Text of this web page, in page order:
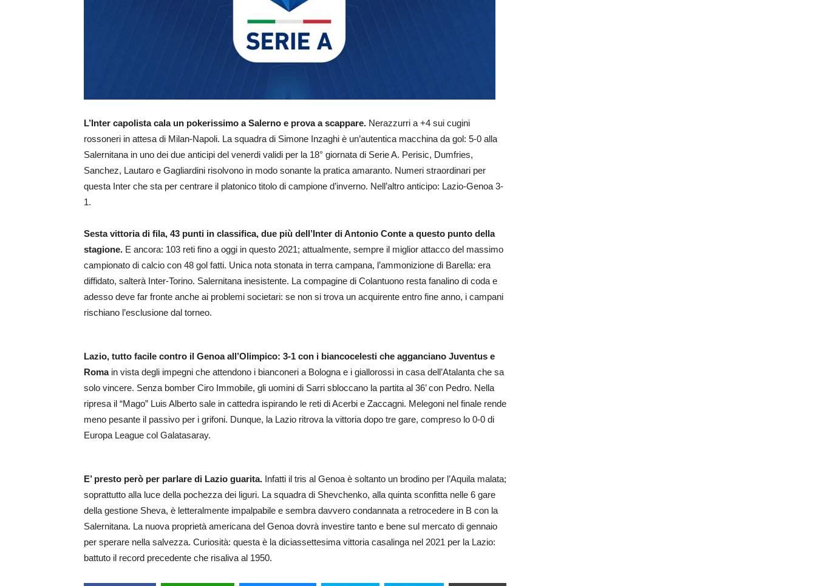
L’Inter capolista cala un pokerissimo a Salerno e prova a scappare. Nerazzurri a +4 sui cugini
rossoneri in attesa di Milan-Napoli. La squadra di Simone Inzaghi è un’autentica macchina da gol: 5-0 alla
Salernitana in uno dei due anticipi del venerdi validi per la 18° giornata di Serie A. Perisic, Dumfries,
Sanchez, Lautaro e Gagliardini risolvono in modo sonante la pratica amaranto. Numeri straordinari per
questa Inter che sta per centrare il platonico titolo di campione d’inverno. Nell’altro anticipo: Lazio-Genoa 3-
1.
Sesta vittoria di fila, 43 punti in classifica, due più dell’Inter di Antonio Conte a questo punto della
stagione. E ancora: 103 reti fino a oggi in questo 2021; attualmente, sempre il miglior attacco del massimo
campionato di calcio con 48 gol fatti. Unica nota stonata in terra campana, l’ammonizione di Barella: era
diffidato, salterà Inter-Torino. Salernitana inesistente. La compagine di Colantuono resta fanalino di coda e
adesso deve far fronte anche ai problemi societari: se non si trova un acquirente entro fine anno, i campani
rischiano l’esclusione dal torneo.
Lazio, tutto facile contro il Genoa all’Olimpico: 3-1 con i biancocelesti che agganciano Juventus e
Romain vista degli impegni che attendono i bianconeri a Bologna e i giallorossi in casa dell’Atalanta che sa
solo vincere. Senza bomber Ciro Immobile, gli uomini di Sarri sbloccano la partita al 36’ con Pedro. Nella
ripresa il “Mago” Luis Alberto sale in cattedra ispirando le reti di Acerbi e Zaccagni. Melegoni nel finale rende
meno pesante il passivo per i grifoni. Dunque, la Lazio ritrova la vittoria dopo tre gare, compreso lo 0-0 di
Europa League col Galatasaray.
E’ presto però per parlare di Lazio guarita. Infatti il tris al Genoa è soltanto un brodino per l’Aquila malata;
soprattutto alla luce della pochezza dei liguri. La squadra di Shevchenko, alla quinta sconfitta nelle 6 gare
della gestione Sheva, è letteralmente impalpabile e sembra davvero condannata a retrocedere in B con la
Salernitana. La nuova proprietà americana del Genoa dovrà investire tanto e bene sul mercato di gennaio
per sperare nella salvezza. Curiosità: questa è la diciassettesima vittoria casalinga nel 2021 per la Lazio:
battuto il record precedente che risaliva al 1950.